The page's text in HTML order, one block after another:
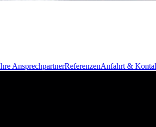
AnsprechpartnerReferenzenAnfahrt &